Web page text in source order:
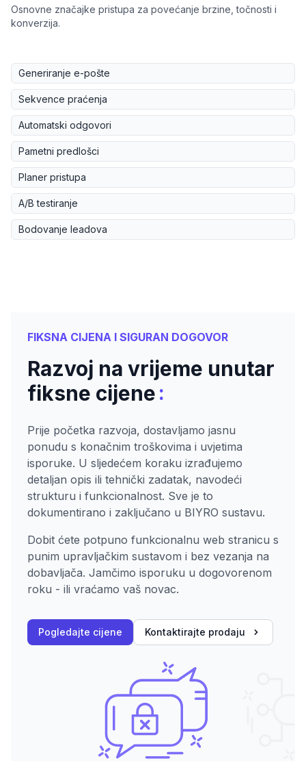
Osnovne značajke pristupa za povećanje brzine, točnosti i
konverzija.
Generiranje e-pošte
Sekvence praćenja
Automatski odgovori
Pametni predlošci
Planer pristupa
A/B testiranje
Bodovanje leadova
FIKSNA CIJENA I SIGURAN DOGOVOR
Razvoj na vrijeme unutar
fiksne cijene:
Prije početka razvoja, dostavljamo jasnu
ponudu s konačnim troškovima i uvjetima
isporuke. U sljedećem koraku izrađujemo
detaljan opis ili tehnički zadatak, navodeći
strukturu i funkcionalnost. Sve je to
dokumentirano i zaključano u BIYRO sustavu.
Dobit ćete potpuno funkcionalnu web stranicu s
punim upravljačkim sustavom i bez vezanja na
dobavljača. Jamčimo isporuku u dogovorenom
roku - ili vraćamo vaš novac.
Pogledajte cijene Kontaktirajte prodaju